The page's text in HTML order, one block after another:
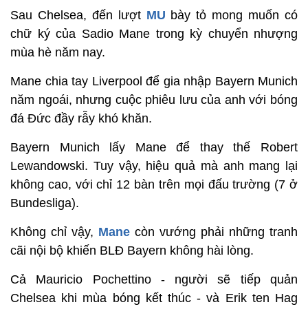
Sau Chelsea, đến lượt MU bày tỏ mong muốn có
chữ ký của Sadio Mane trong kỳ chuyển nhượng
mùa hè năm nay.
Mane chia tay Liverpool để gia nhập Bayern Munich
năm ngoái, nhưng cuộc phiêu lưu của anh với bóng
đá Đức đầy rẫy khó khăn.
Bayern Munich lấy Mane để thay thế Robert
Lewandowski. Tuy vậy, hiệu quả mà anh mang lại
không cao, với chỉ 12 bàn trên mọi đấu trường (7 ở
Bundesliga).
Không chỉ vậy, Mane còn vướng phải những tranh
cãi nội bộ khiến BLĐ Bayern không hài lòng.
Cả Mauricio Pochettino - người sẽ tiếp quản
Chelsea khi mùa bóng kết thúc - và Erik ten Hag